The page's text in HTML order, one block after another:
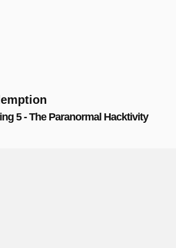
5 - The Paranormal Hacktivity